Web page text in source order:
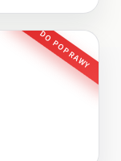
DO POPRAWY